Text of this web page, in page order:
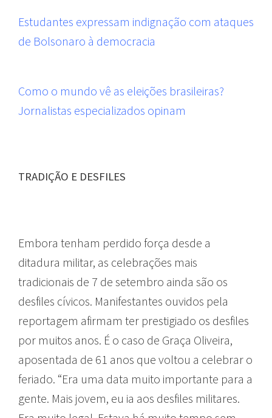
Estudantes expressam indignação com ataques
de Bolsonaro à democracia
Como o mundo vê as eleições brasileiras?
Jornalistas especializados opinam
TRADIÇÃO E DESFILES
Embora tenham perdido força desde a
ditadura militar, as celebrações mais
tradicionais de 7 de setembro ainda são os
desfiles cívicos. Manifestantes ouvidos pela
reportagem afirmam ter prestigiado os desfiles
por muitos anos. É o caso de Graça Oliveira,
aposentada de 61 anos que voltou a celebrar o
feriado. “Era uma data muito importante para a
gente. Mais jovem, eu ia aos desfiles militares.